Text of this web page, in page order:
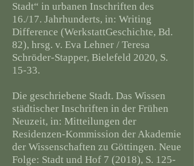
Stadt“ in urbanen Inschriften des
16./17. Jahrhunderts, in: Writing
Difference (WerkstattGeschichte, Bd.
82), hrsg. v. Eva Lehner / Teresa
Schröder-Stapper, Bielefeld 2020, S.
15-33.
Die geschriebene Stadt. Das Wissen
städtischer Inschriften in der Frühen
Neuzeit, in: Mitteilungen der
Residenzen-Kommission der Akademie
der Wissenschaften zu Göttingen. Neue
Folge: Stadt und Hof 7 (2018), S. 125-